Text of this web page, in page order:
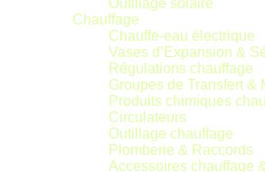
Outillage solaire
Chauffage
Chauffe-eau électrique
Vases d’Expansion &
Régulations chauffage
Groupes de Transfert
Produits chimiques
Circulateurs
Outillage chauffage
Plomberie & Raccords
Accessoires chauffage